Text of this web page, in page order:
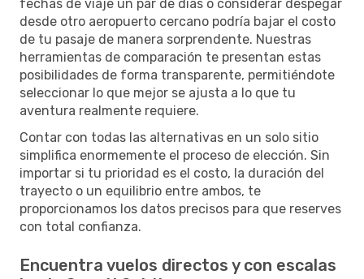
fechas de viaje un par de días o considerar despegar
desde otro aeropuerto cercano podría bajar el costo
de tu pasaje de manera sorprendente. Nuestras
herramientas de comparación te presentan estas
posibilidades de forma transparente, permitiéndote
seleccionar lo que mejor se ajusta a lo que tu
aventura realmente requiere.
Contar con todas las alternativas en un solo sitio
simplifica enormemente el proceso de elección. Sin
importar si tu prioridad es el costo, la duración del
trayecto o un equilibrio entre ambos, te
proporcionamos los datos precisos para que reserves
con total confianza.
Encuentra vuelos directos y con escalas